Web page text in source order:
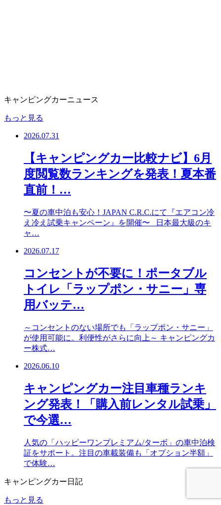
キャンピングカーニュース
もっと見る
2026.07.31
【キャンピングカー比較ナビ】6月
度閲覧数ランキングを発表！夏本番
直前！…
〜夏の車中泊も安心！JAPAN C.R.C.にて『エアコン冷
え冷え試乗キャンペーン』を開催〜 日本最大級のキ
ャ…
2026.07.17
コンセントが不要に！ポータブル
トイレ「ラップポン・サニー」専
用バッテ…
～コンセントのない場所でも「ラップポン・サニー」
が使用可能に。利便性がさらに向上～ キャンピングカ
ー株式…
2026.06.10
キャンピングカー注目車種ランキ
ング発表！「購入前レンタル試乗」
で今選…
人気の「ハッピーワンプレミアム/ターボ」の車中泊検
証をサポート。注目の車載装備も「オプション半額」
で体験…
キャンピングカー日記
もっと見る